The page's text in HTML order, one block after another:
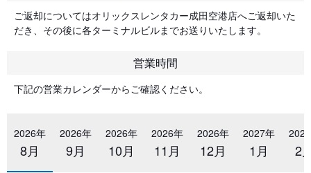
ご返却についてはオリックスレンタカー成田空港店へご返却いた
だき、その後に各ターミナルビルまでお送りいたします。
営業時間
下記の営業カレンダーからご確認ください。
2026年
8月
2026年
9月
2026年
10月
2026年
11月
2026年
12月
2027年
1月 2